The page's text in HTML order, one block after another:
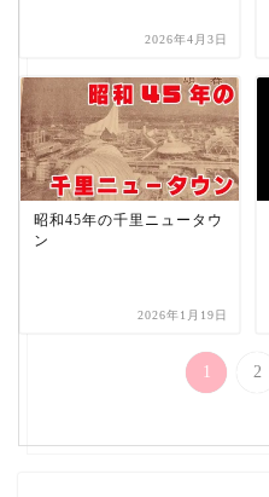
2026年4月3日
昭和45年の千里ニュータウ
ン
2026年1月19日
1 2